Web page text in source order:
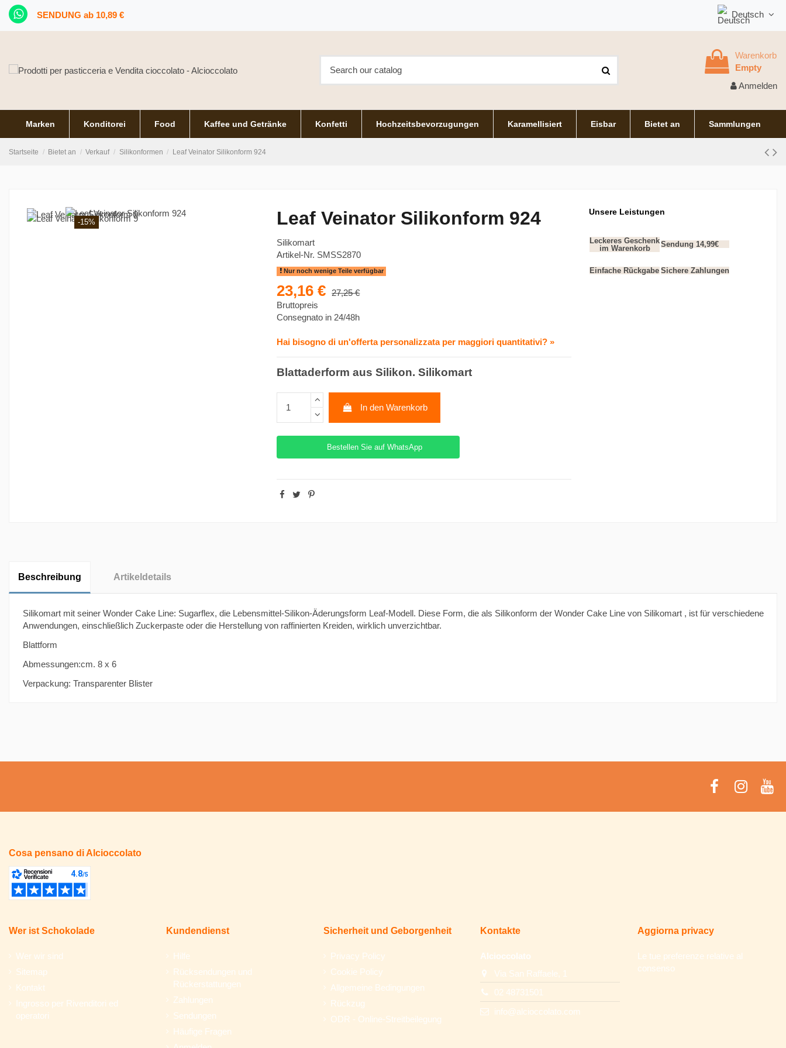
SENDUNG ab 10,89 € Deutsch
Warenkorb
Empty
Anmelden
Marken Konditorei Food Kaffee und Getränke Konfetti Hochzeitsbevorzugungen Karamellisiert Eisbar Bietet an Sammlungen
Startseite Bietet an Verkauf Silikonformen Leaf Veinator Silikonform 924
-15% Leaf Veinator Silikonform 924
Silikomart
Artikel-Nr. SMSS2870
Nur noch wenige Teile verfügbar
23,16 €
27,25 €
Bruttopreis
Consegnato in 24/48h
Hai bisogno di un'offerta personalizzata per maggiori quantitativi? »
Blattaderform aus Silikon. Silikomart
In den Warenkorb
Bestellen Sie auf WhatsApp
Unsere Leistungen
Leckeres Geschenk
im Warenkorb
Sendung 14,99€
Einfache Rückgabe Sichere Zahlungen
Beschreibung Artikeldetails
Silikomart mit seiner Wonder Cake Line: Sugarflex, die Lebensmittel-Silikon-Äderungsform Leaf-Modell. Diese Form, die als Silikonform der Wonder Cake Line von Silikomart , ist für verschiedene
Anwendungen, einschließlich Zuckerpaste oder die Herstellung von raffinierten Kreiden, wirklich unverzichtbar.
Blattform
Abmessungen:cm. 8 x 6
Verpackung: Transparenter Blister
Cosa pensano di Alcioccolato
Wer ist Schokolade
Wer wir sind
Sitemap
Kontakt
Ingrosso per Rivenditori ed
operatori
Kundendienst
Hilfe
Rücksendungen und
Rückerstattungen
Zahlungen
Sendungen
Häufige Fragen
Sicherheit und Geborgenheit
Privacy Policy
Cookie Policy
Allgemeine Bedingungen
Rückzug
ODR - Online-Streitbeilegung
Kontakte
Alcioccolato
Via San Raffaele, 1
02 48731501
info@alcioccolato.com
Aggiorna privacy
Le tue preferenze relative al
consenso